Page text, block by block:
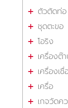
ตัวตัดท่อ
ชุดตะขอ
โอริง
เครื่องต๊
เครื่องเ
เครื่อ
เกจวัดค